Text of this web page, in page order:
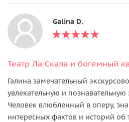
Galina D.
Театр Ла Скала и богемный
Галина замечательный
увлекательную и
Человек влюбленный в оперу,
интересных фактов и историй об